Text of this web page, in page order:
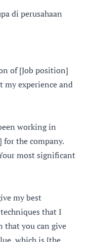
di perusahaan
of [Job position]
my experience and
working in
for the company.
most significant
my best
that I
that you can give